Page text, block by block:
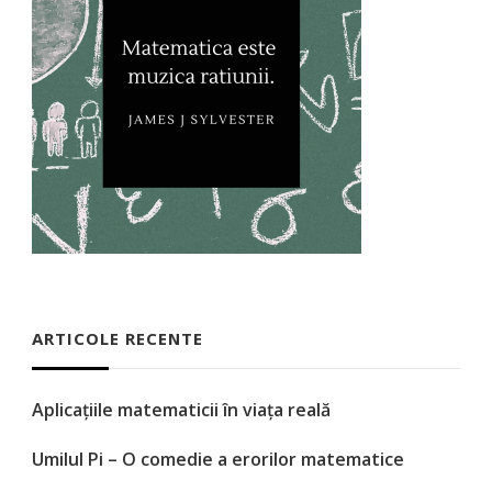
ARTICOLE RECENTE
Aplicațiile matematicii în viața reală
Umilul Pi – O comedie a erorilor matematice